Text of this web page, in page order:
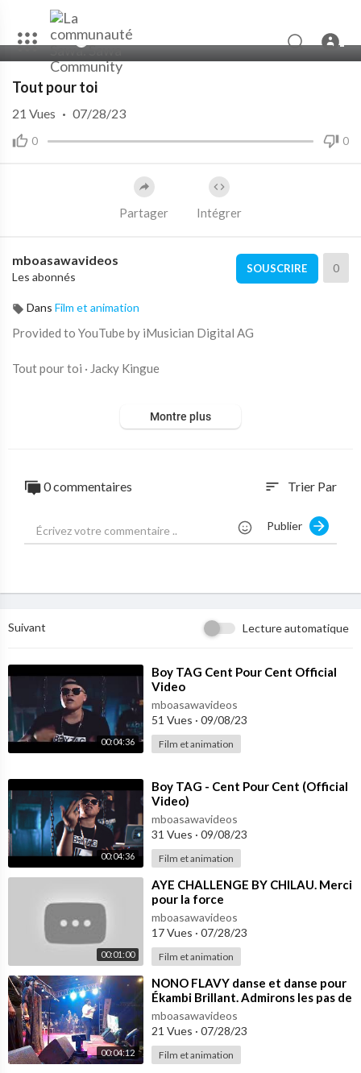
00:00 03:34
Tout pour toi
0 0
21 Vues · 07/28/23
Partager Intégrer
mboasawavideos
Les abonnés
SOUSCRIRE 0
Dans Film et animation
Provided to YouTube by iMusician Digital AG
Tout pour toi · Jacky Kingue
Montre plus
0 commentaires sort Trier Par
Publier
Suivant Lecture automatique
00:04:36
⁣Boy TAG Cent Pour Cent Official
Video
mboasawavideos
51 Vues · 09/08/23
Film et animation
00:04:36
⁣Boy TAG - Cent Pour Cent (Official
Video)
mboasawavideos
31 Vues · 09/08/23
Film et animation
00:01:00
⁣AYE CHALLENGE BY CHILAU. Merci
pour la force
mboasawavideos
17 Vues · 07/28/23
Film et animation
00:04:12
⁣NONO FLAVY danse et danse pour
Ékambi Brillant. Admirons les pas de
l'artiste
mboasawavideos
21 Vues · 07/28/23
Film et animation